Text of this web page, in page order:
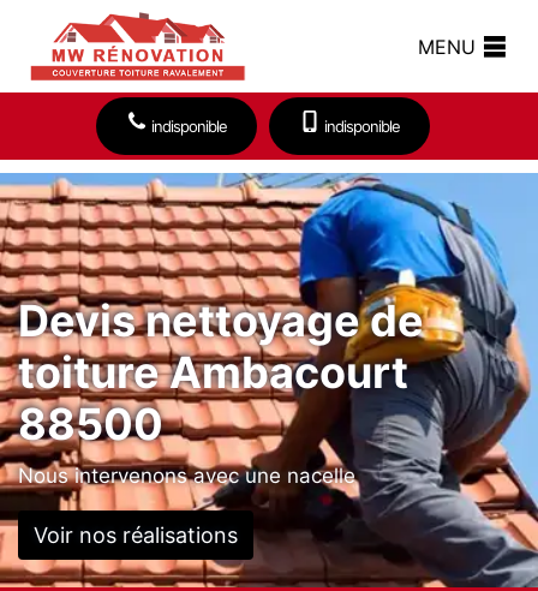
MENU
indisponible indisponible
Devis nettoyage de
toiture Ambacourt
88500
Nous intervenons avec une nacelle
Voir nos réalisations